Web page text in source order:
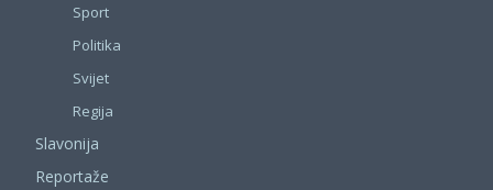
Sport
Politika
Svijet
Regija
Slavonija
Reportaže